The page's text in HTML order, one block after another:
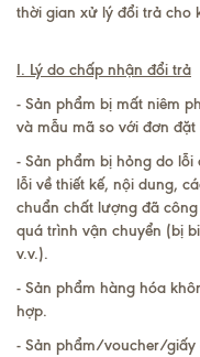
thời gian xử lý đổi trả cho
I. Lý do chấp nhận đổi trả
- Sản phẩm bị mất niêm
và mẫu mã so với đơn đặt
- Sản phẩm bị hỏng do
lỗi về thiết kế, nội dung,
chuẩn chất lượng đã
quá trình vận chuyển (bị
v.v.).
- Sản phẩm hàng hóa
hợp.
- Sản phẩm/voucher/